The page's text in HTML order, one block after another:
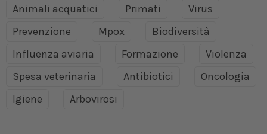
Animali acquatici
Primati
Virus
Prevenzione
Mpox
Biodiversità
Influenza aviaria
Formazione
Violenza
Spesa veterinaria
Antibiotici
Oncologia
Igiene
Arbovirosi